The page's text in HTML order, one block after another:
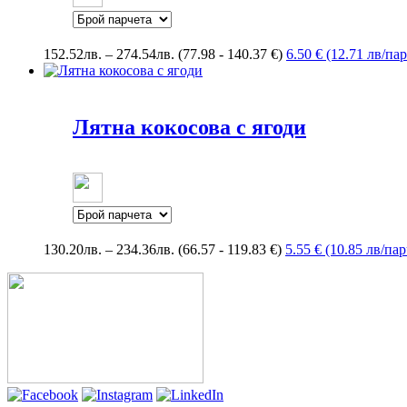
152.52лв. – 274.54лв. Price
range:
(77.98 - 140.37 €) 6.50 € (12.71 лв/
Лятна кокосова с ягоди
130.20лв. – 234.36лв. Price
(66.57 - 119.83 €) 5.55 € (10.85 лв/